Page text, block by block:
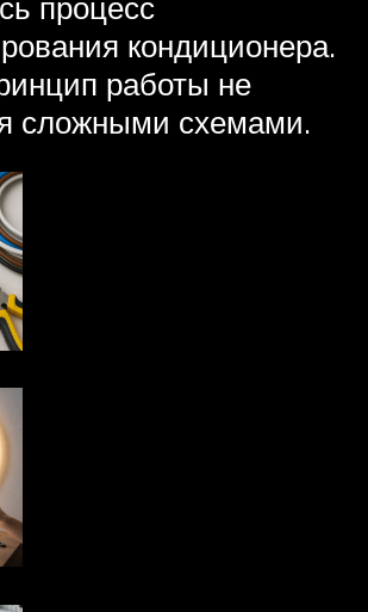
кондиционера.
работы не
сложными схемами.